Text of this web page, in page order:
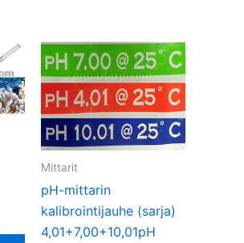
Mittarit
pH-mittarin
kalibrointijauhe (sarja)
4,01+7,00+10,01pH